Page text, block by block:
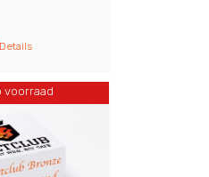
Details
voorraad